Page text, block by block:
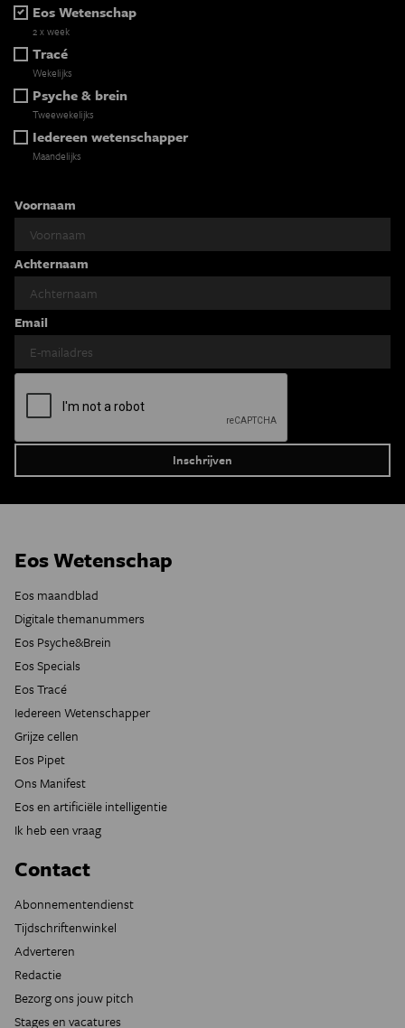
Eos Wetenschap
2 x week
Tracé
Wekelijks
Psyche & brein
Tweewekelijks
Iedereen wetenschapper
Maandelijks
Voornaam
Achternaam
Email
Eos Wetenschap
Eos maandblad
Digitale themanummers
Eos Psyche&Brein
Eos Specials
Eos Tracé
Iedereen Wetenschapper
Grijze cellen
Eos Pipet
Ons Manifest
Eos en artificiële intelligentie
Ik heb een vraag
Contact
Abonnementendienst
Tijdschriftenwinkel
Adverteren
Redactie
Bezorg ons jouw pitch
Stages en vacatures